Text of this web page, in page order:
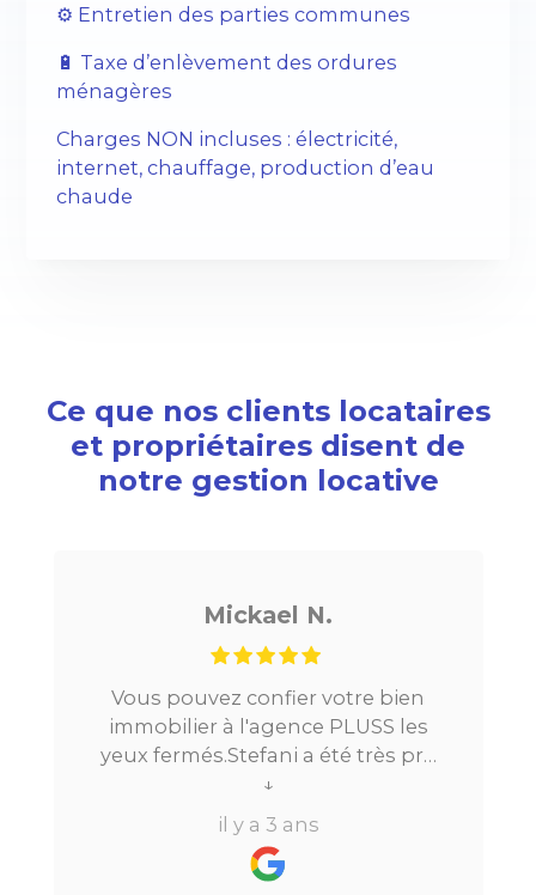
⚙️ Entretien des parties communes
🔋 Taxe d’enlèvement des ordures
ménagères
Charges NON incluses : électricité,
internet, chauffage, production d’eau
chaude
Ce que nos clients locataires
et propriétaires disent de
notre gestion locative
Mickael N.
Vous pouvez confier votre bien
immobilier à l'agence PLUSS les
yeux fermés.Stefani a été très pro
tout au long du processus.Très
réactive, elle a su répondre à
toutes mes questions en moins de
24h par email ou par
↓
il y a 3 ans